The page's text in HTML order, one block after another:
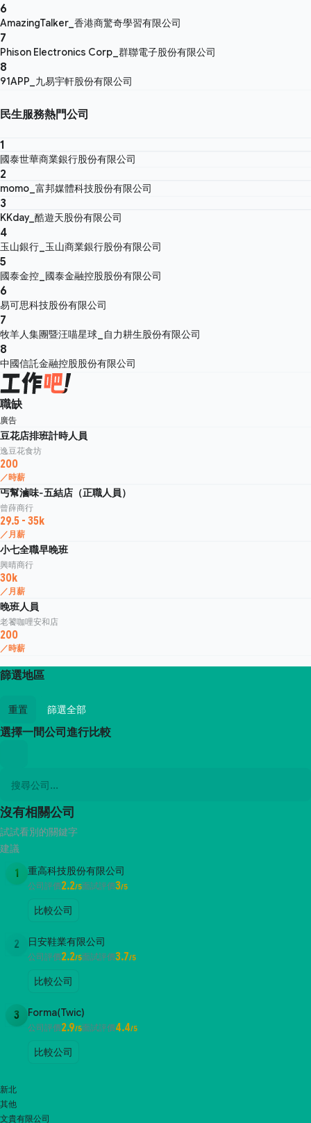
6
AmazingTalker_香港商驚奇學習有限公司
7
Phison Electronics Corp_群聯電子股份有限公司
8
91APP_九易宇軒股份有限公司
民生服務熱門公司
1
國泰世華商業銀行股份有限公司
2
momo_富邦媒體科技股份有限公司
3
KKday_酷遊天股份有限公司
4
玉山銀行_玉山商業銀行股份有限公司
5
國泰金控_國泰金融控股股份有限公司
6
易可思科技股份有限公司
7
牧羊人集團暨汪喵星球_自力耕生股份有限公司
8
中國信託金融控股股份有限公司
職缺
廣告
豆花店排班計時人員
逸豆花食坊
200
／時薪
丐幫滷味-五結店（正職人員）
曾薛商行
29.5 - 35k
／月薪
小七全職早晚班
興晴商行
30k
／月薪
晚班人員
老饕咖哩安和店
200
／時薪
篩選地區
重置 篩選全部
選擇一間公司進行比較
沒有相關公司
試試看別的關鍵字
建議
1 重高科技股份有限公司
公司評價2.2/5面試評價3/5
比較公司
2 日安鞋業有限公司
公司評價2.2/5面試評價3.7/5
比較公司
3 Forma(Twic)
公司評價2.9/5面試評價4.4/5
比較公司
新北
其他
文貴有限公司